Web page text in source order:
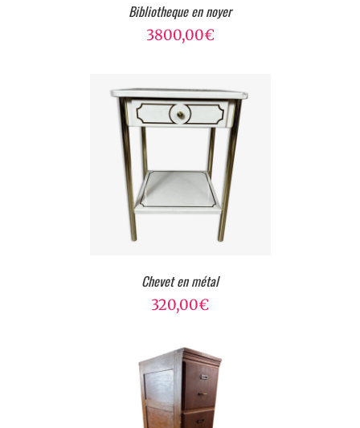
Bibliotheque en noyer
3800,00€
Chevet en métal
320,00€